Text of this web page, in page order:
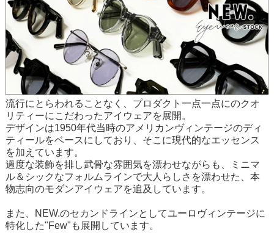
流行にとらわれることなく、プロダクト一点一点にのクオ
リティーにこだわったアイウェアを展開。
デザインは1950年代当時のアメリカンヴィンテージのディ
ティールをベースにしており、そこに現代的なエッセンス
を加えています。
過度な装飾を排し武骨な雰囲気を漂わせながらも、ミニマ
ル＆シックなフォルムラインで大人らしさを漂わせた、本
物志向のモダンアイウェアを追及しています。
また、NEW.のセカンドラインとしてユーロヴィンテージに
特化した"Few"も展開しています。